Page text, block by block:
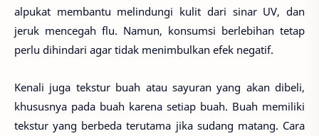
alpukat membantu melindungi kulit dari sinar UV, dan
jeruk mencegah flu. Namun, konsumsi berlebihan tetap
perlu dihindari agar tidak menimbulkan efek negatif.
Kenali juga tekstur buah atau sayuran yang akan dibeli,
khususnya pada buah karena setiap buah. Buah memiliki
tekstur yang berbeda terutama jika sudang matang. Cara